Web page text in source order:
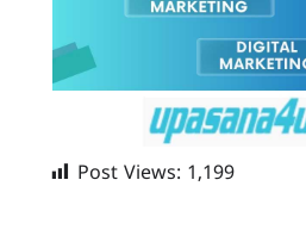
Post Views: 1,199